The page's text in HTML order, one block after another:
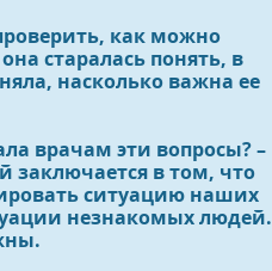
как можно
старалась понять, в
насколько важна ее
врачам эти вопросы? –
заключается в том, что
ситуацию наших
незнакомых людей.